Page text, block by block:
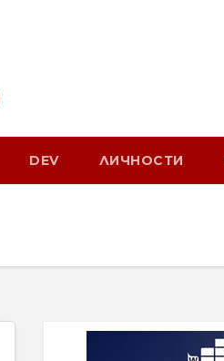
DEV ЛИЧНОСТИ